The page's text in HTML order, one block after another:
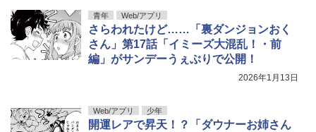
青年 Web/アプリ
さらわれたけど……「裏ダンジョンおく
さん」第17話「イミーズ大混乱！・前
編」がサンデーうぇぶりで公開！
2026年1月13日
Web/アプリ 少年
開運レアで昇天！？「ダウナーお姉さん